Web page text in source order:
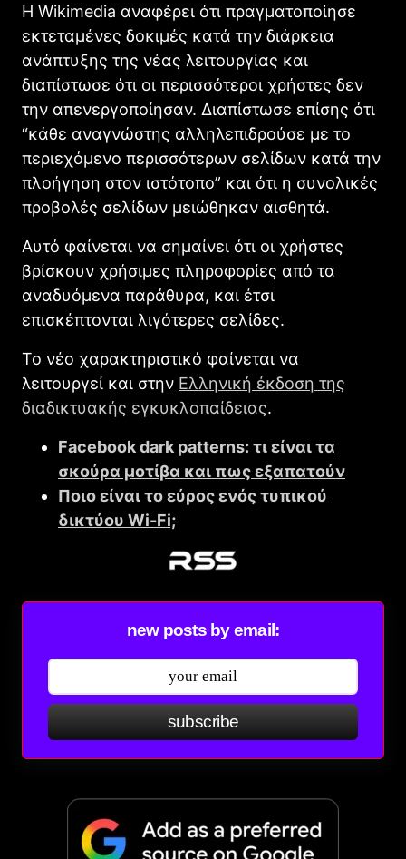
Η Wikimedia αναφέρει ότι πραγματοποίησε
εκτεταμένες δοκιμές κατά την διάρκεια
ανάπτυξης της νέας λειτουργίας και
διαπίστωσε ότι οι περισσότεροι χρήστες δεν
την απενεργοποίησαν. Διαπίστωσε επίσης ότι
“κάθε αναγνώστης αλληλεπιδρούσε με το
περιεχόμενο περισσότερων σελίδων κατά την
πλοήγηση στον ιστότοπο” και ότι η συνολικές
προβολές σελίδων μειώθηκαν αισθητά.
Αυτό φαίνεται να σημαίνει ότι οι χρήστες
βρίσκουν χρήσιμες πληροφορίες από τα
αναδυόμενα παράθυρα, και έτσι
επισκέπτονται λιγότερες σελίδες.
Το νέο χαρακτηριστικό φαίνεται να
λειτουργεί και στην Ελληνική έκδοση της
διαδικτυακής εγκυκλοπαίδειας.
Facebook dark patterns: τι είναι τα
σκούρα μοτίβα και πως εξαπατούν
Ποιο είναι το εύρος ενός τυπικού
δικτύου Wi-Fi;
new posts by email:
subscribe